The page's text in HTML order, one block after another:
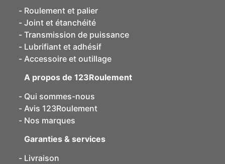
Roulement et palier
Joint et étanchéité
Transmission de puissance
Lubrifiant et adhésif
Accessoire et outillage
A propos de 123Roulement
Qui sommes-nous
Avis 123Roulement
Nos marques
Garanties & services
Livraison